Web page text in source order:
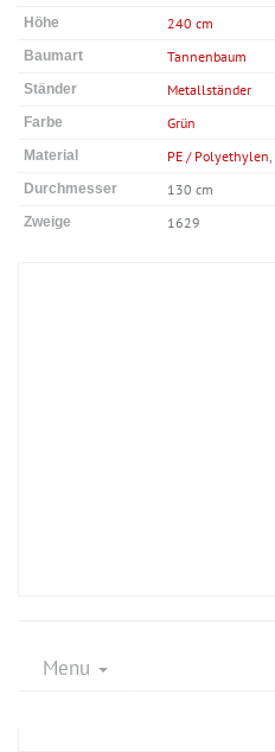
Höhe 240 cm
Baumart Tannenbaum
Ständer Metallständer
Farbe Grün
Material PE / Polyethylen
Durchmesser 130 cm
Zweige 1629
Menu